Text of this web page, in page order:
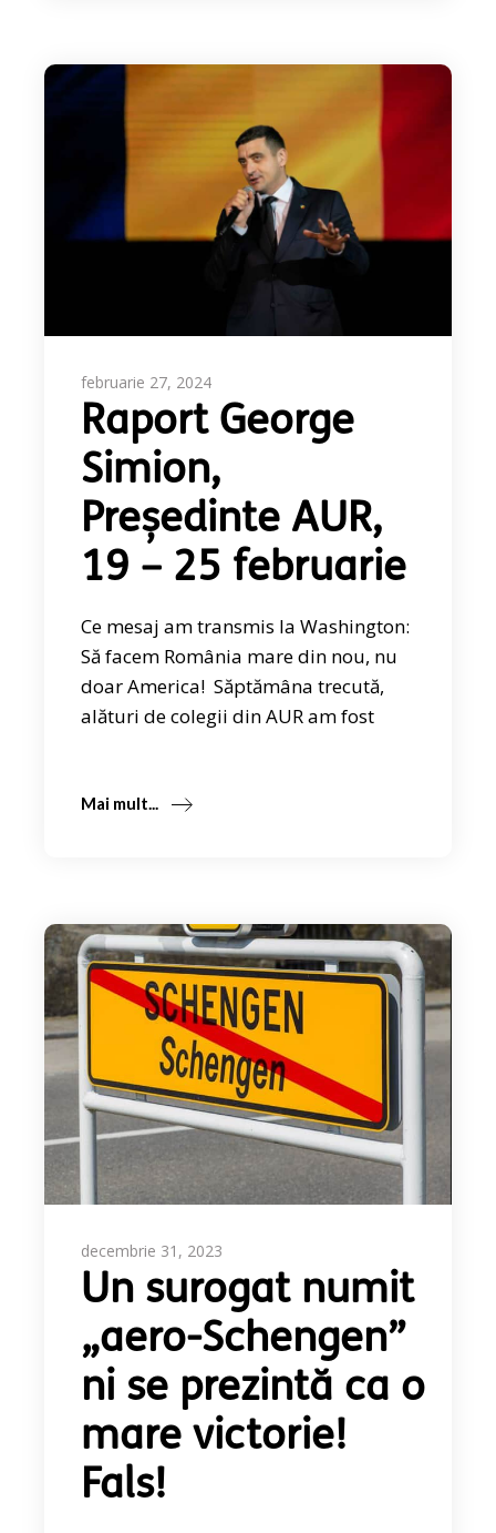
februarie 27, 2024
Raport George
Simion,
Președinte AUR,
19 – 25 februarie
Ce mesaj am transmis la Washington:
Să facem România mare din nou, nu
doar America! Săptămâna trecută,
alături de colegii din AUR am fost
Mai mult...
decembrie 31, 2023
Un surogat numit
„aero-Schengen”
ni se prezintă ca o
mare victorie!
Fals!